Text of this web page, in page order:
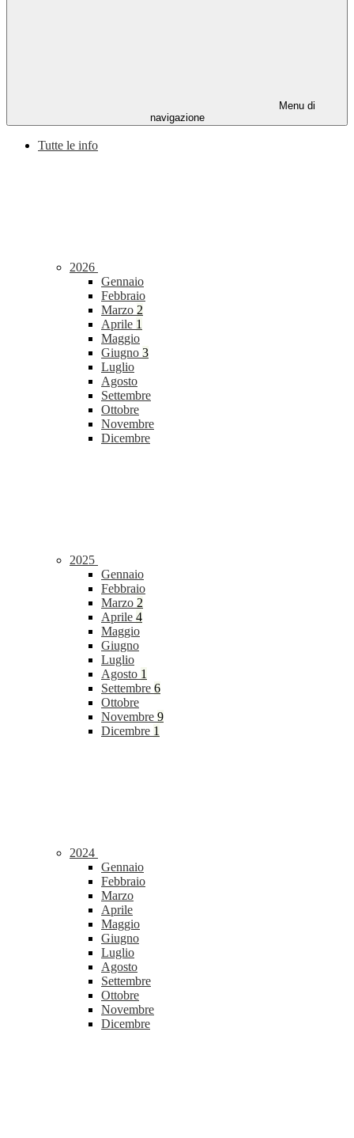
Menu di
navigazione
Tutte le info
2026
Gennaio
Febbraio
Marzo 2
Aprile 1
Maggio
Giugno 3
Luglio
Agosto
Settembre
Ottobre
Novembre
Dicembre
2025
Gennaio
Febbraio
Marzo 2
Aprile 4
Maggio
Giugno
Luglio
Agosto 1
Settembre 6
Ottobre
Novembre 9
Dicembre 1
2024
Gennaio
Febbraio
Marzo
Aprile
Maggio
Giugno
Luglio
Agosto
Settembre
Ottobre
Novembre
Dicembre